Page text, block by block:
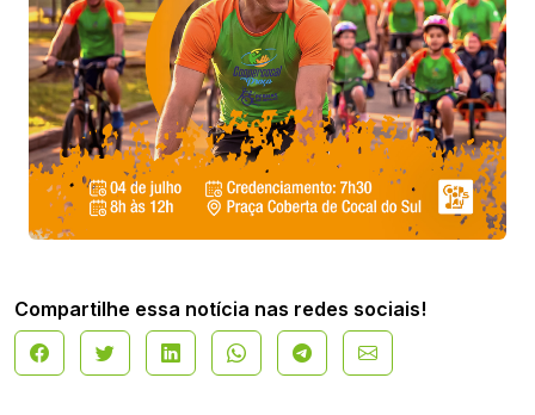
Compartilhe essa notícia nas redes sociais!